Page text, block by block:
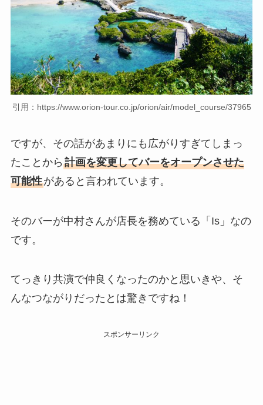
引用：https://www.orion-tour.co.jp/orion/air/model_course/37965
ですが、その話があまりにも広がりすぎてしまっ
たことから 計画を変更してバーをオープンさせた
可能性があると言われています。
そのバーが中村さんが店長を務めている「Is」なの
です。
てっきり共演で仲良くなったのかと思いきや、そ
んなつながりだったとは驚きですね！
スポンサーリンク